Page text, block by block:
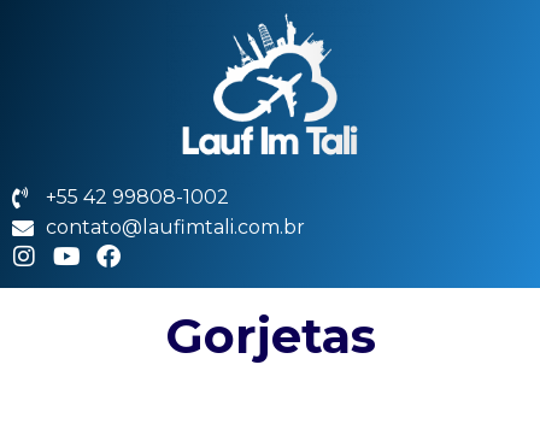
+55 42 99808-1002
contato@laufimtali.com.br
Gorjetas